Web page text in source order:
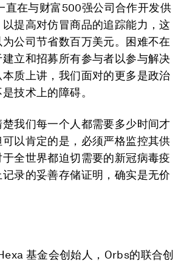
直在与财富500强公司合作开发供
提高对仿冒商品的追踪能力，这
公司节省数百万美元。困难不在
立和招募所有参与者以参与解决
质上讲，我们面对的更多是政治
技术上的障碍。
我们每一个人都需要多少时间才
以肯定的是，必须严格监控其供
全世界都迫切需要的新冠病毒疫
录的妥善存储证明，确实是无价
基金会创始人，Orbs的联合创